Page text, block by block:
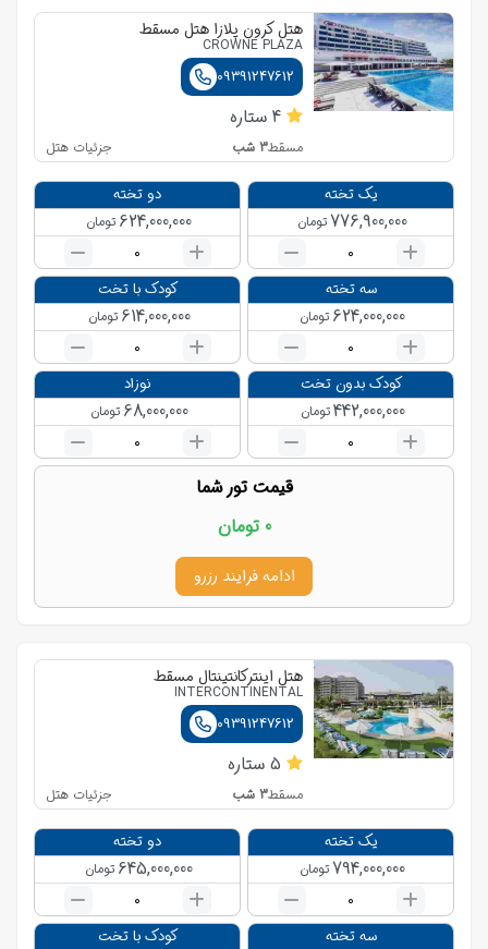
هتل کرون پلازا هتل مسقط
CROWNE PLAZA
09391247612
4 ستاره
مسقط3 شب جزئیات هتل
یک تخته
776,900,000تومان
0
دو تخته
624,000,000 تومان
0
سه تخته
624,000,000 تومان
0
کودک با تخت
614,000,000 تومان
0
کودک بدون تخت
442,000,000تومان
0
نوزاد
68,000,000 تومان
0
قیمت تور شما
0 تومان
ادامه فرایند رزرو
هتل اینترکانتینتال مسقط
INTERCONTINENTAL
09391247612
5 ستاره
مسقط3 شب جزئیات هتل
یک تخته
794,000,000تومان
0
دو تخته
645,000,000 تومان
0
سه تخته کودک با تخت